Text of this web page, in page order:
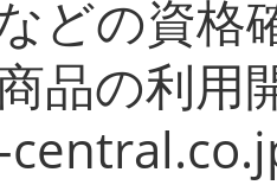
どの資格
品の利用